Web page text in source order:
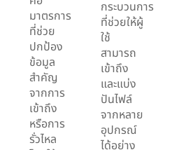
มาตรการ
ที่ช่วย
ปกป้อง
ข้อมูล
สำคัญ
จากการ
เข้าถึง
หรือการ
รั่วไหล
กระบวนการ
ที่ช่วยให้ผู้
ใช้
สามารถ
เข้าถึง
และแบ่ง
ปันไฟล์
จากหลาย
อุปกรณ์
ได้อย่าง